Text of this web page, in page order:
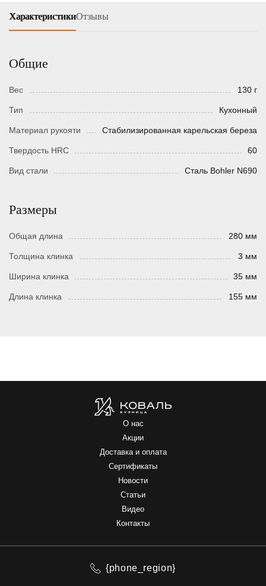
ХарактеристикиОтзывы
Общие
Вес 130 г
Тип Кухонный
Материал рукояти Стабилизированная карельская береза
Твердость HRC 60
Вид стали Сталь Bohler N690
Размеры
Общая длина 280 мм
Толщина клинка 3 мм
Ширина клинка 35 мм
Длина клинка 155 мм
О нас
Акции
Доставка и оплата
Сертификаты
Новости
Статьи
Видео
Контакты
{phone_region}